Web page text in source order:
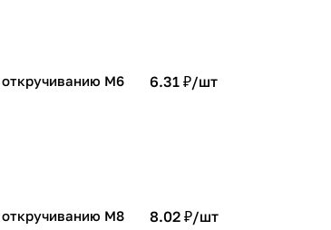
откручиванию М6
6.31 ₽/шт
откручиванию М8
8.02 ₽/шт